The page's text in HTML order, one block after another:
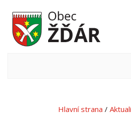
Hlavní strana /